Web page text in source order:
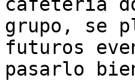
cafetería
grupo, se
futuros
pasarlo